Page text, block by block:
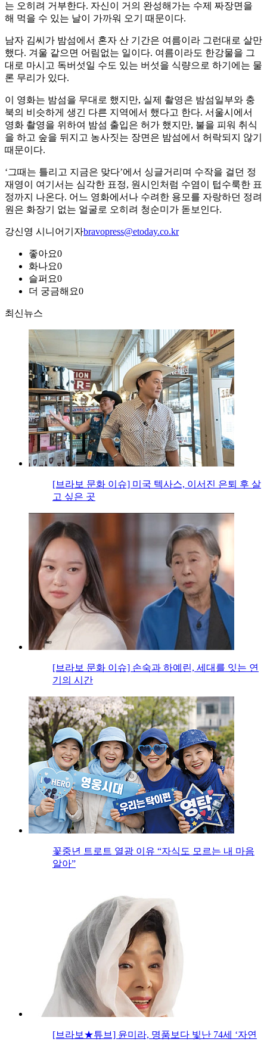
는 오히려 거부한다. 자신이 거의 완성해가는 수제 짜장면을
해 먹을 수 있는 날이 가까워 오기 때문이다.
남자 김씨가 밤섬에서 혼자 산 기간은 여름이라 그런대로 살만
했다. 겨울 같으면 어림없는 일이다. 여름이라도 한강물을 그
대로 마시고 독버섯일 수도 있는 버섯을 식량으로 하기에는 물
론 무리가 있다.
이 영화는 밤섬을 무대로 했지만, 실제 촬영은 밤섬일부와 충
북의 비슷하게 생긴 다른 지역에서 했다고 한다. 서울시에서
영화 촬영을 위하여 밤섬 출입은 허가 했지만, 불을 피워 취식
을 하고 숲을 뒤지고 농사짓는 장면은 밤섬에서 허락되지 않기
때문이다.
‘그때는 틀리고 지금은 맞다’에서 싱글거리며 수작을 걸던 정
재영이 여기서는 심각한 표정, 원시인처럼 수염이 텁수룩한 표
정까지 나온다. 어느 영화에서나 수려한 용모를 자랑하던 정려
원은 화장기 없는 얼굴로 오히려 청순미가 돋보인다.
강신영 시니어기자bravopress@etoday.co.kr
좋아요0
화나요0
슬퍼요0
더 궁금해요0
최신뉴스
[브라보 문화 이슈] 미국 텍사스, 이서진 은퇴 후 살
고 싶은 곳
[브라보 문화 이슈] 손숙과 하예린, 세대를 잇는 연
기의 시간
꽃중년 트로트 열광 이유 “자식도 모르는 내 마음
알아”
[브라보★튜브] 윤미라, 명품보다 빛난 74세 ‘자연